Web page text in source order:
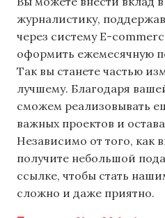
журналистику,
через систему E-
оформить ежемесячную
Так вы станете частью
лучшему. Благодаря
сможем реализовывать
важных проектов и
Независимо от того, как
получите небольшой
ссылке, чтобы стать
сложно и даже приятно.